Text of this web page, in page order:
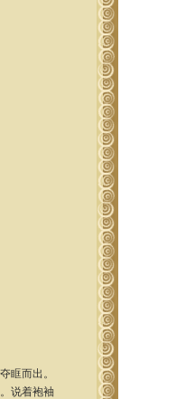
而出。
说着袍袖